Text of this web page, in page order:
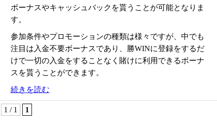
ボーナスやキャッシュバックを貰うことが可能となりま
す。
参加条件やプロモーションの種類は様々ですが、中でも
注目は入金不要ボーナスであり、勝WINに登録をするだ
けで一切の入金をすることなく賭けに利用できるボーナ
スを貰うことができます。
続きを読む
1 / 1 1